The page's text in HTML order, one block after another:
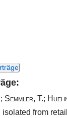
; Semmler, T.;
from